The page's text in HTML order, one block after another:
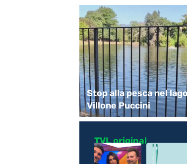
Stop alla pesca nel
Villone Puccini
TVL original